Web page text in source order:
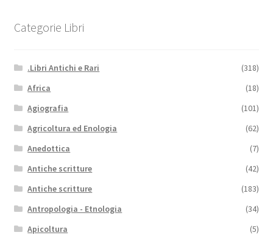
Categorie Libri
.Libri Antichi e Rari
(318)
Africa
(18)
Agiografia
(101)
Agricoltura ed Enologia
(62)
Anedottica
(7)
Antiche scritture
(42)
Antiche scritture
(183)
Antropologia - Etnologia
(34)
Apicoltura
(5)